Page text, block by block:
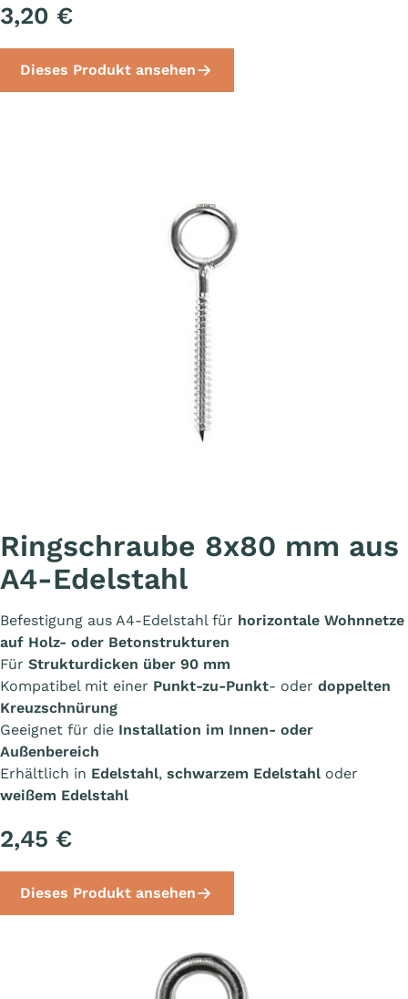
3,20 €
Dieses Produkt ansehen
Ringschraube 8x80 mm aus
A4-Edelstahl
Befestigung aus A4-Edelstahl für horizontale Wohnnetze
auf Holz- oder Betonstrukturen
Für Strukturdicken über 90 mm
Kompatibel mit einer Punkt-zu-Punkt- oder doppelten
Kreuzschnürung
Geeignet für die Installation im Innen- oder
Außenbereich
Erhältlich in Edelstahl, schwarzem Edelstahl oder
weißem Edelstahl
2,45 €
Dieses Produkt ansehen